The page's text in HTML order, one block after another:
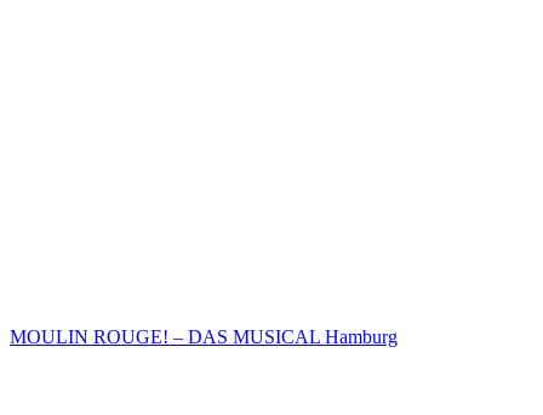
MOULIN ROUGE! – DAS MUSICAL Hamburg